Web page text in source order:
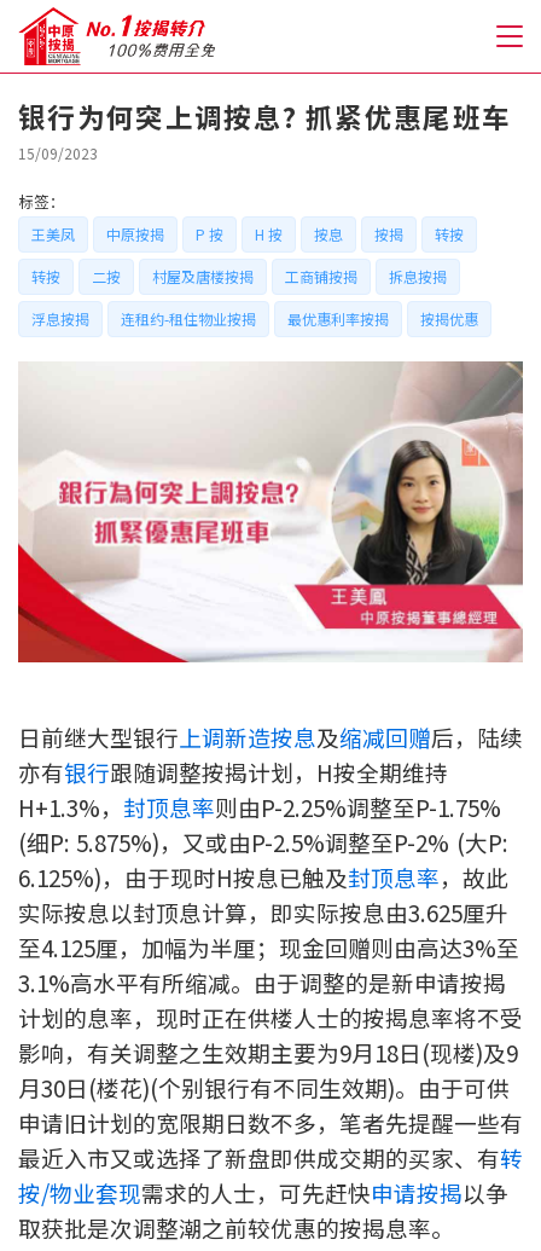
关于我们
格到至抵按揭
人才房贷・开户优惠
免费房贷转介服务
私人贷款
优惠礼遇
新盘优越按揭优惠
中原按揭标签优惠
按揭工具
按揭计算
转按计算
置业预算
供款年期计算
工商铺按揭计算
印花税计算
免费物业估价
下载中心
银行为何突上调按息? 抓紧优惠尾班车
15/09/2023
标签：
王美凤 中原按揭 P 按 H 按 按息 按揭 转按
转按 二按 村屋及唐楼按揭 工商铺按揭 拆息按揭
浮息按揭 连租约-租住物业按揭 最优惠利率按揭 按揭优惠
日前继大型银行 上调新造按息及缩减回赠后，陆续
亦有银行跟随调整按揭计划，H按全期维持
H+1.3%， 封顶息率则由P-2.25%调整至P-1.75%
(细P: 5.875%)，又或由P-2.5%调整至P-2% (大P:
6.125%)，由于现时H按息已触及封顶息率，故此
实际按息以封顶息计算，即实际按息由3.625厘升
至4.125厘，加幅为半厘；现金回赠则由高达3%至
3.1%高水平有所缩减。由于调整的是新申请按揭
计划的息率，现时正在供楼人士的按揭息率将不受
影响，有关调整之生效期主要为9月18日(现楼)及9
月30日(楼花)(个别银行有不同生效期)。由于可供
申请旧计划的宽限期日数不多，笔者先提醒一些有
最近入市又或选择了新盘即供成交期的买家、有转
按/物业套现需求的人士，可先赶快申请按揭以争
取获批是次调整潮之前较优惠的按揭息率。